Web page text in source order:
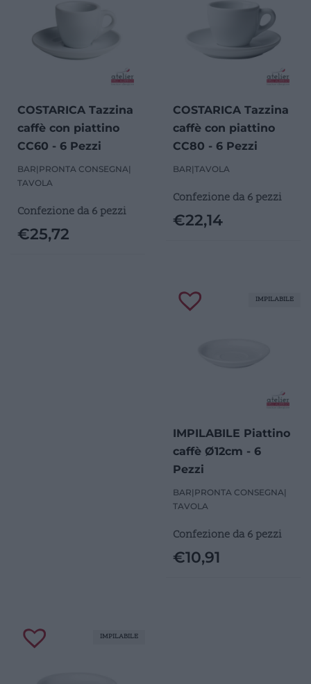
COSTARICA Tazzina
caffè con piattino
CC60 - 6 Pezzi
BAR| PRONTA CONSEGNA|
TAVOLA
Confezione da 6 pezzi
€25,72
COSTARICA Tazzina
caffè con piattino
CC80 - 6 Pezzi
BAR|TAVOLA
Confezione da 6 pezzi
€22,14
IMPILABILE Piattino
caffè Ø12cm - 6
Pezzi
BAR| PRONTA CONSEGNA|
TAVOLA
Confezione da 6 pezzi
€10,91
IMPILABILE
IMPILABILE